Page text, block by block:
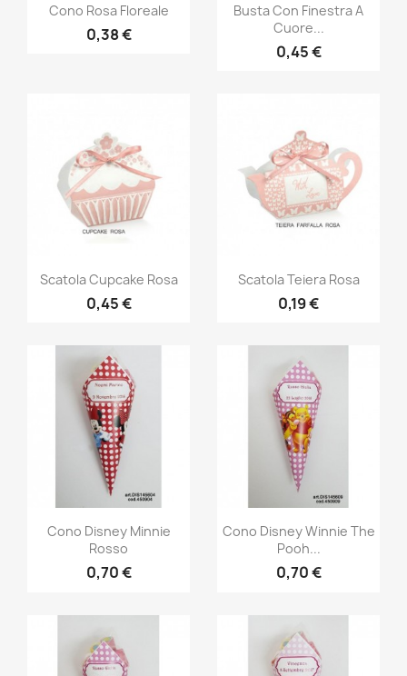
Cono Rosa Floreale
0,38 €
Busta Con Finestra A
Cuore...
0,45 €
Scatola Cupcake Rosa
0,45 €
Scatola Teiera Rosa
0,19 €
Cono Disney Minnie
Rosso
0,70 €
Cono Disney Winnie The
Pooh...
0,70 €